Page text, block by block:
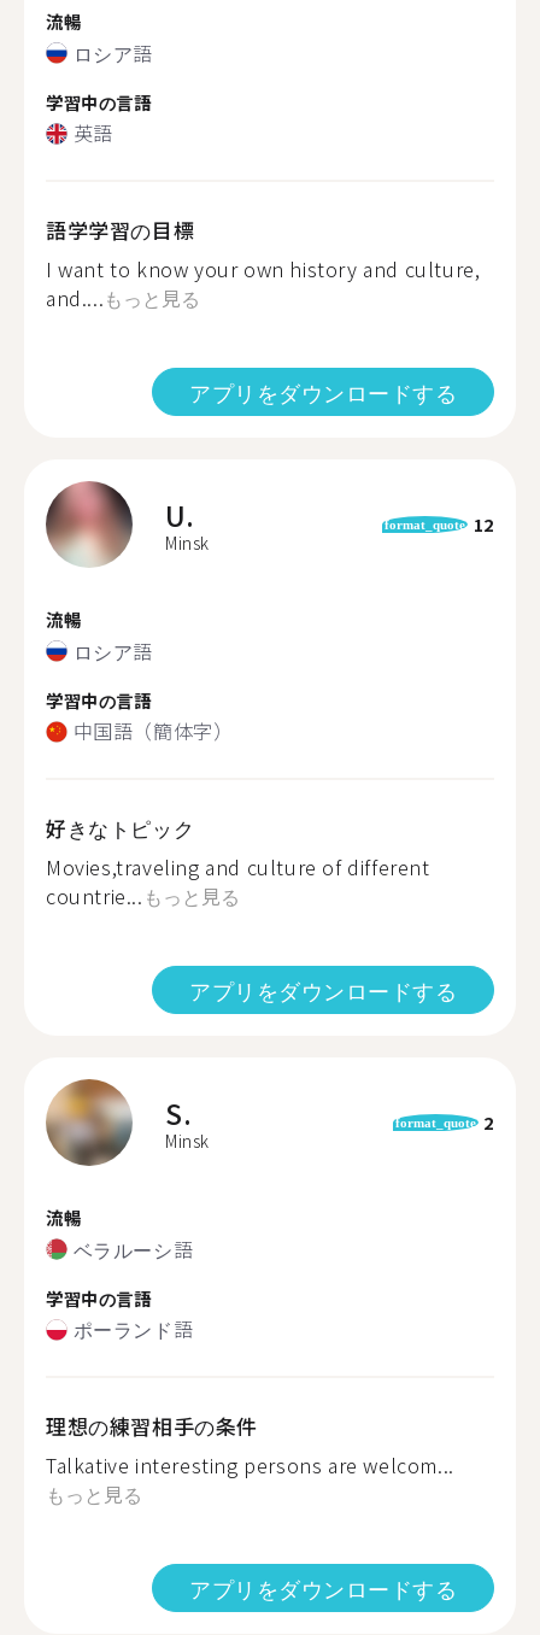
流暢
ロシア語
学習中の言語
英語
語学学習の目標
I want to know your own history and culture,
and....もっと見る
アプリをダウンロードする
U.
Minsk
format_quote 12
流暢
ロシア語
学習中の言語
中国語（簡体字）
好きなトピック
Movies,traveling and culture of different
countrie... もっと見る
アプリをダウンロードする
S.
Minsk
format_quote 2
流暢
ベラルーシ語
学習中の言語
ポーランド語
理想の練習相手の条件
Talkative interesting persons are welcom...
もっと見る
アプリをダウンロードする